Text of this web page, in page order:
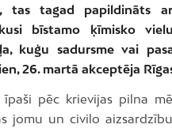
tas tagad papildināts
bīstamo ķīmisko
kuģu sadursme vai
26. martā akceptēja
īpaši pēc krievijas pilna
jomu un civilo